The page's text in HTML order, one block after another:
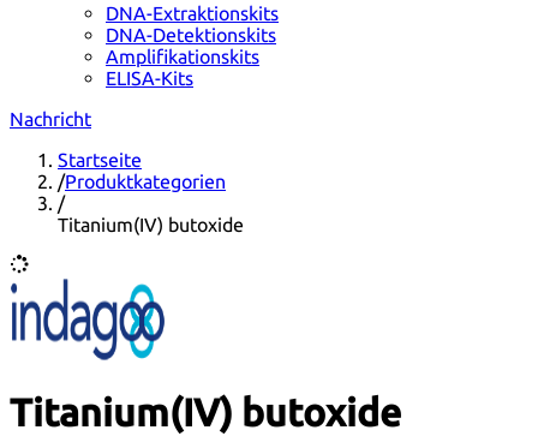
DNA-Extraktionskits
DNA-Detektionskits
Amplifikationskits
ELISA-Kits
Nachricht
Startseite
/Produktkategorien
/
Titanium(IV) butoxide
Titanium(IV) butoxide